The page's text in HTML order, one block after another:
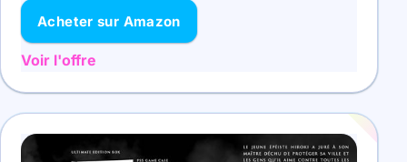
Acheter sur Amazon
Voir l'offre